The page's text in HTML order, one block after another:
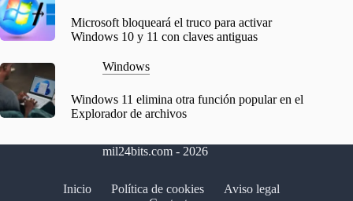
Microsoft bloqueará el truco para activar
Windows 10 y 11 con claves antiguas
Windows
Windows 11 elimina otra función popular en el
Explorador de archivos
mil24bits.com - 2026
Inicio Política de cookies
Aviso legal